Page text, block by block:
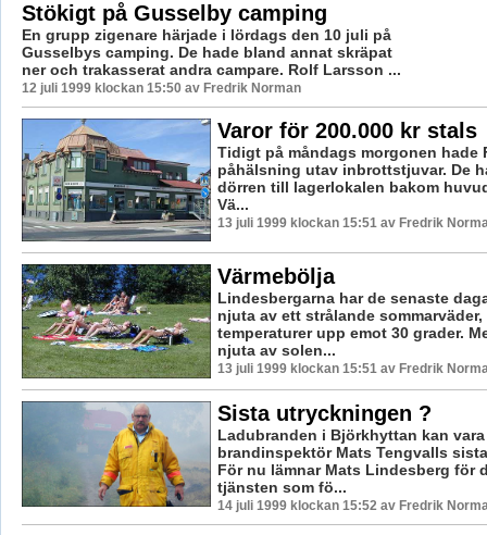
Stökigt på Gusselby camping
En grupp zigenare härjade i lördags den 10 juli på
Gusselbys camping. De hade bland annat skräpat
ner och trakasserat andra campare. Rolf Larsson ...
12 juli 1999 klockan 15:50 av Fredrik Norman
Varor för 200.000 kr stals
Tidigt på måndags morgonen hade
påhälsning utav inbrottstjuvar. De
dörren till lagerlokalen bakom
Vä...
13 juli 1999 klockan 15:51 av Fredrik
Värmebölja
Lindesbergarna har de senaste
njuta av ett strålande sommarväder,
temperaturer upp emot 30 grader.
njuta av solen...
13 juli 1999 klockan 15:51 av Fredrik
Sista utryckningen ?
Ladubranden i Björkhyttan kan vara
brandinspektör Mats Tengvalls
För nu lämnar Mats Lindesberg för
tjänsten som fö...
14 juli 1999 klockan 15:52 av Fredrik